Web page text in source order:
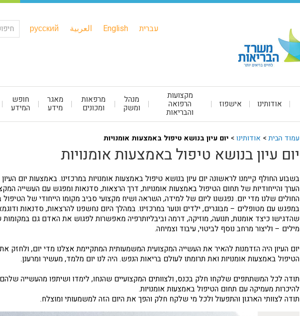
עברית English العربية русский
אודותינו אישפוז
מקצועות
הרפואה
והבריאות
מנהל
ומשק
מרפאות
ומכונים
מאגר
מידע
חופש
המידע
עמוד הבית> אודותינו>יום עיון בנושא טיפול באמצעות אומנויות
יום עיון בנושא טיפול באמצעות אומנויות
בשבוע החולף קיימנו לראשונה יום עיון בנושא טיפול באמצעות אומנויות במרכזינו. באמצעות יום
הערך והייחודיות של תחום הטיפול באמצעות אומנויות, דרך הרצאות, סדנאות ומפגש עם העשייה
החולים שלנו מדי יום. נפגשנו ליום של למידה, השראה ושיח מקצועי סביב מקומו הייחודי של הטיפול
במפגש עם מטופלים – מבוגרים, ילדים ונוער במרכזינו. במהלך היום נחשפנו להרצאות, סדנאות
שהדגישו כיצד אומנות, תנועה, מוזיקה, דרמה וביבליותרפיה מאפשרות לפגוש את האדם גם
מילים – וליצור מרחב נוסף לביטוי, עיבוד וצמיחה.
יום העיון היה הזדמנות להאיר את העשייה המקצועית המשמעותית המתקיימת אצלנו מדי יום, ולחזק
הטיפול באמצעות אומנויות ואת תרומתו לעולם בריאות הנפש. היה לנו יום מלמד, מעשיר ומרענן.
תודה לכל המשתתפים שלקחו חלק בכנס, ולצוותים המקצועיים שהנחו, לימדו ושיתפו מהעשייה
להיכרות מעמיקה עם תחום הטיפול באמצעות אומנויות.
תודה לצוותי הארגון והתפעול ולכל מי שלקח חלק והפך את היום הזה למשמעותי ומוצלח.